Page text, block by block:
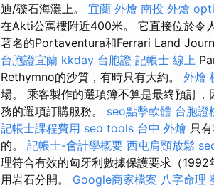
迪/礫石海灘上。 宜蘭 外燴 南投 外燴
在Akti公寓樓附近400米。 它直接位於令
著名的Portaventura和Ferrari Land
台胞證宜蘭 kkday 台胞證 記帳士 線上
Rethymno的沙質，有時只有大約。 外燴
場。 乘客製作的選項簿不算是最終預訂
務的選項訂購服務。 seo點擊軟體 台胞證
記帳士課程費用 seo tools 台中 外燴 只
的。 記帳士-會計學概要 西屯肩頸放鬆
理符合有效的匈牙利數據保護要求（
用岩石分開。 Google商家檔案 八字命理